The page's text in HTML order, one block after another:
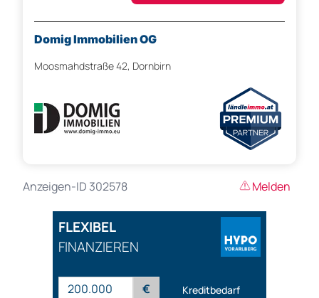
Domig Immobilien OG
Moosmahdstraße 42, Dornbirn
Anzeigen-ID 302578 Melden
FLEXIBEL
FINANZIEREN
€ Kreditbedarf